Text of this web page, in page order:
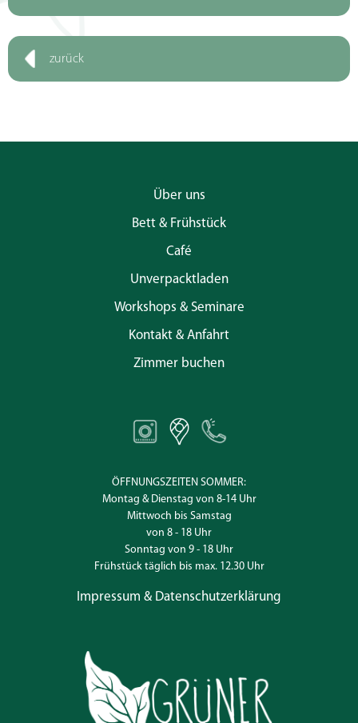
zurück
Über uns
Bett & Frühstück
Café
Unverpacktladen
Workshops & Seminare
Kontakt & Anfahrt
Zimmer buchen
ÖFFNUNGSZEITEN SOMMER:
Montag & Dienstag von 8-14 Uhr
Mittwoch bis Samstag
von 8 - 18 Uhr
Sonntag von 9 - 18 Uhr
Frühstück täglich bis max. 12.30 Uhr
Impressum & Datenschutzerklärung